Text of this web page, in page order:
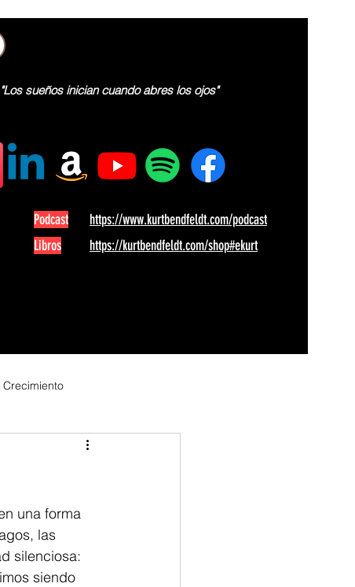
"Los sueños inician cuando abres los ojos"
Podcast
Libros
https://www.kurtbendfeldt.com/podcast
https://kurtbendfeldt.com/shop#ekurt
una forma
las
silenciosa:
siendo